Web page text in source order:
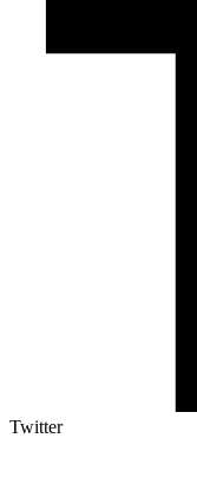
Twitter